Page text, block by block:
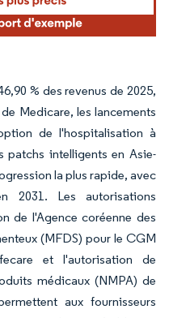
% des revenus de 2025,
Medicare, les lancements
de l'hospitalisation à
patchs intelligents en Asie-
la plus rapide, avec
2031. Les autorisations
de l'Agence coréenne des
(MFDS) pour le CGM
et l'autorisation de
médicaux (NMPA) de
aux fournisseurs